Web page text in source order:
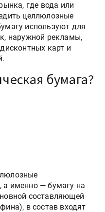
где вода или
целлюлозные
используют для
наружной рекламы,
карт и
бумага?
именно — бумагу на
составляющей
в состав входят